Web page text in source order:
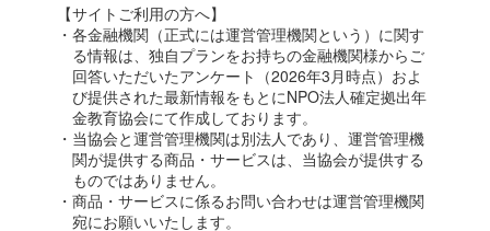
【サイトご利用の方へ】
・各金融機関（正式には運営管理機関という）に関す
る情報は、独自プランをお持ちの金融機関様からご
回答いただいたアンケート（2026年3月時点）およ
び提供された最新情報をもとにNPO法人確定拠出年
金教育協会にて作成しております。
・当協会と運営管理機関は別法人であり、運営管理機
関が提供する商品・サービスは、当協会が提供する
ものではありません。
・商品・サービスに係るお問い合わせは運営管理機関
宛にお願いいたします。